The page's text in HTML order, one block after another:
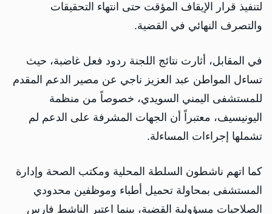
لتنفيذ قرار الإيقاف المؤقت حتى انتهاء التحقيقات
والتصرف النهائي في القضية.
في المقابل، أثارت نتائج اللجنة ردود فعل غاضبة، حيث
تساءل المواطن عبد العزيز ناجي عن مصير الدعم المقدم
للمستشفى اليمني السويدي، خصوصاً من منظمة
اليونيسيف، معتبراً أن الجهات المشرفة على الدعم لم
تشملها إجراءات المساءلة.
كما اتهم ناشطون السلطة المحلية ومكتب الصحة وإدارة
المستشفى بمحاولة تحميل أطباء وموظفين محدودي
الصلاحيات مسؤولية القضية، بينما اعتبر الناشط فارس